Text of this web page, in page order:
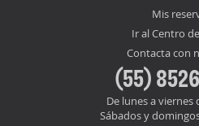
Mis
Ir al Centro
Contacta con
(55)
De lunes a viernes
Sábados y